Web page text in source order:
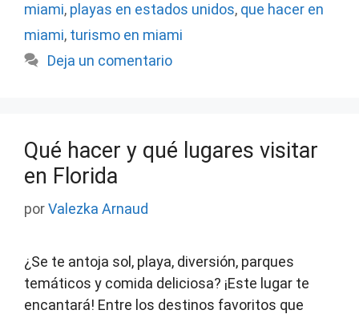
miami, playas en estados unidos, que hacer en
miami, turismo en miami
Deja un comentario
Qué hacer y qué lugares visitar
en Florida
porValezka Arnaud
¿Se te antoja sol, playa, diversión, parques
temáticos y comida deliciosa? ¡Este lugar te
encantará! Entre los destinos favoritos que